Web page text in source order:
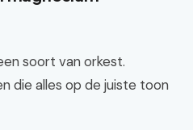
soort van orkest.
die alles op de juiste toon